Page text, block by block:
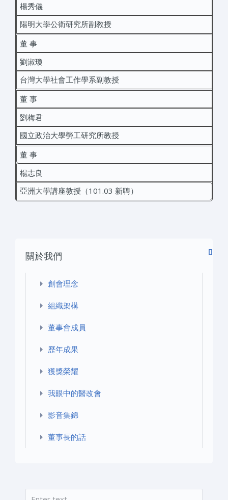
楊秀儀
陽明大學公衛研究所副教授
董 事
劉淑瓊
台灣大學社會工作學系副教授
董 事
劉梅君
國立政治大學勞工研究所教授
董 事
楊志良
亞洲大學講座教授（101.03 新聘）
關於我們
創會理念
組織架構
董事會成員
歷年成果
獲獎榮耀
我眼中的醫改會
影音集錦
董事長的話
搜尋